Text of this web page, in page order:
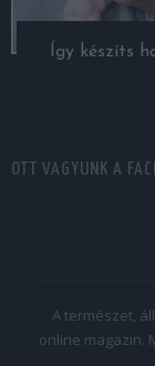
Így készíts
OTT VAGYUNK A
A természet,
online magazin.